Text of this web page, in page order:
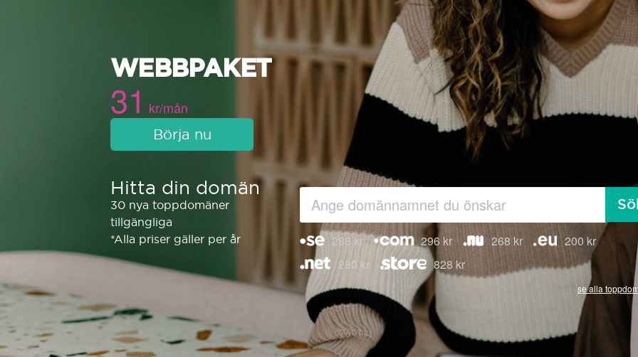
WEBBPAKET
31 kr/mån
Börja nu
Hitta din domän
30 nya toppdomäner
tillgängliga
*Alla priser gäller per år
288 kr 296 kr 268 kr
200 kr
280 kr
828 kr
se alla